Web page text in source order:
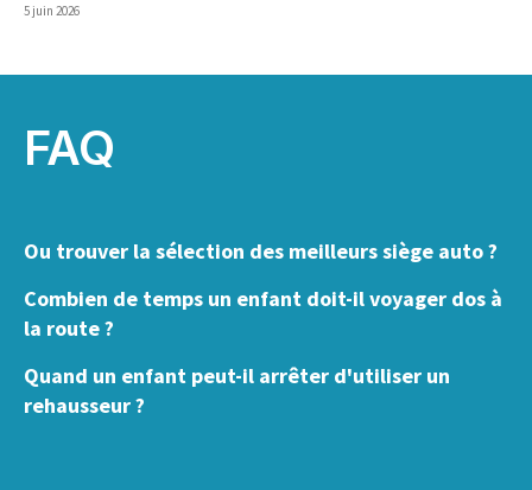
5 juin 2026
FAQ
Ou trouver la sélection des meilleurs siège auto ?
Combien de temps un enfant doit-il voyager dos à
la route ?
Quand un enfant peut-il arrêter d'utiliser un
rehausseur ?